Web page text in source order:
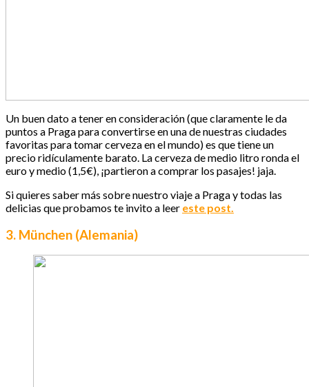
Un buen dato a tener en consideración (que claramente le da
puntos a Praga para convertirse en una de nuestras ciudades
favoritas para tomar cerveza en el mundo) es que tiene un
precio ridículamente barato. La cerveza de medio litro ronda el
euro y medio (1,5€), ¡partieron a comprar los pasajes! jaja.
Si quieres saber más sobre nuestro viaje a Praga y todas las
delicias que probamos te invito a leer este post.
3. München (Alemania)